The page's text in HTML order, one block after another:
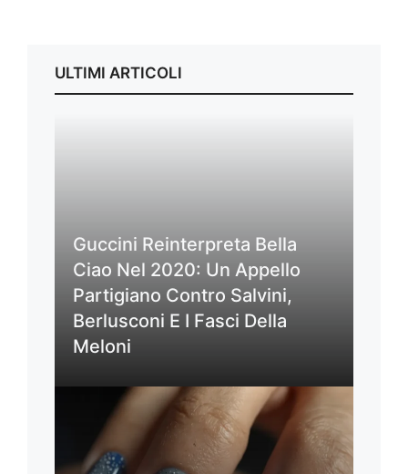
ULTIMI ARTICOLI
Guccini Reinterpreta Bella
Ciao Nel 2020: Un Appello
Partigiano Contro Salvini,
Berlusconi E I Fasci Della
Meloni